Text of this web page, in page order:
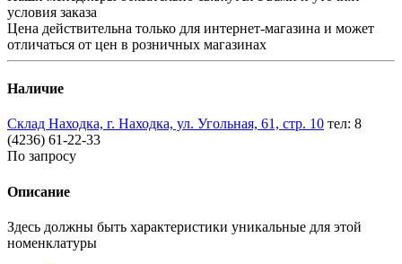
условия заказа
Цена действительна только для интернет-магазина и может
отличаться от цен в розничных магазинах
Наличие
Склад Находка, г. Находка, ул. Угольная, 61, стр. 10 тел: 8
(4236) 61-22-33
По запросу
Описание
Здесь должны быть характеристики уникальные для этой
номенклатуры